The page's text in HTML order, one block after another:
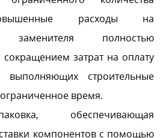
расходы на
заменителя полностью
затрат на оплату
выполняющих строительные
время.
обеспечивающая
компонентов с помощью